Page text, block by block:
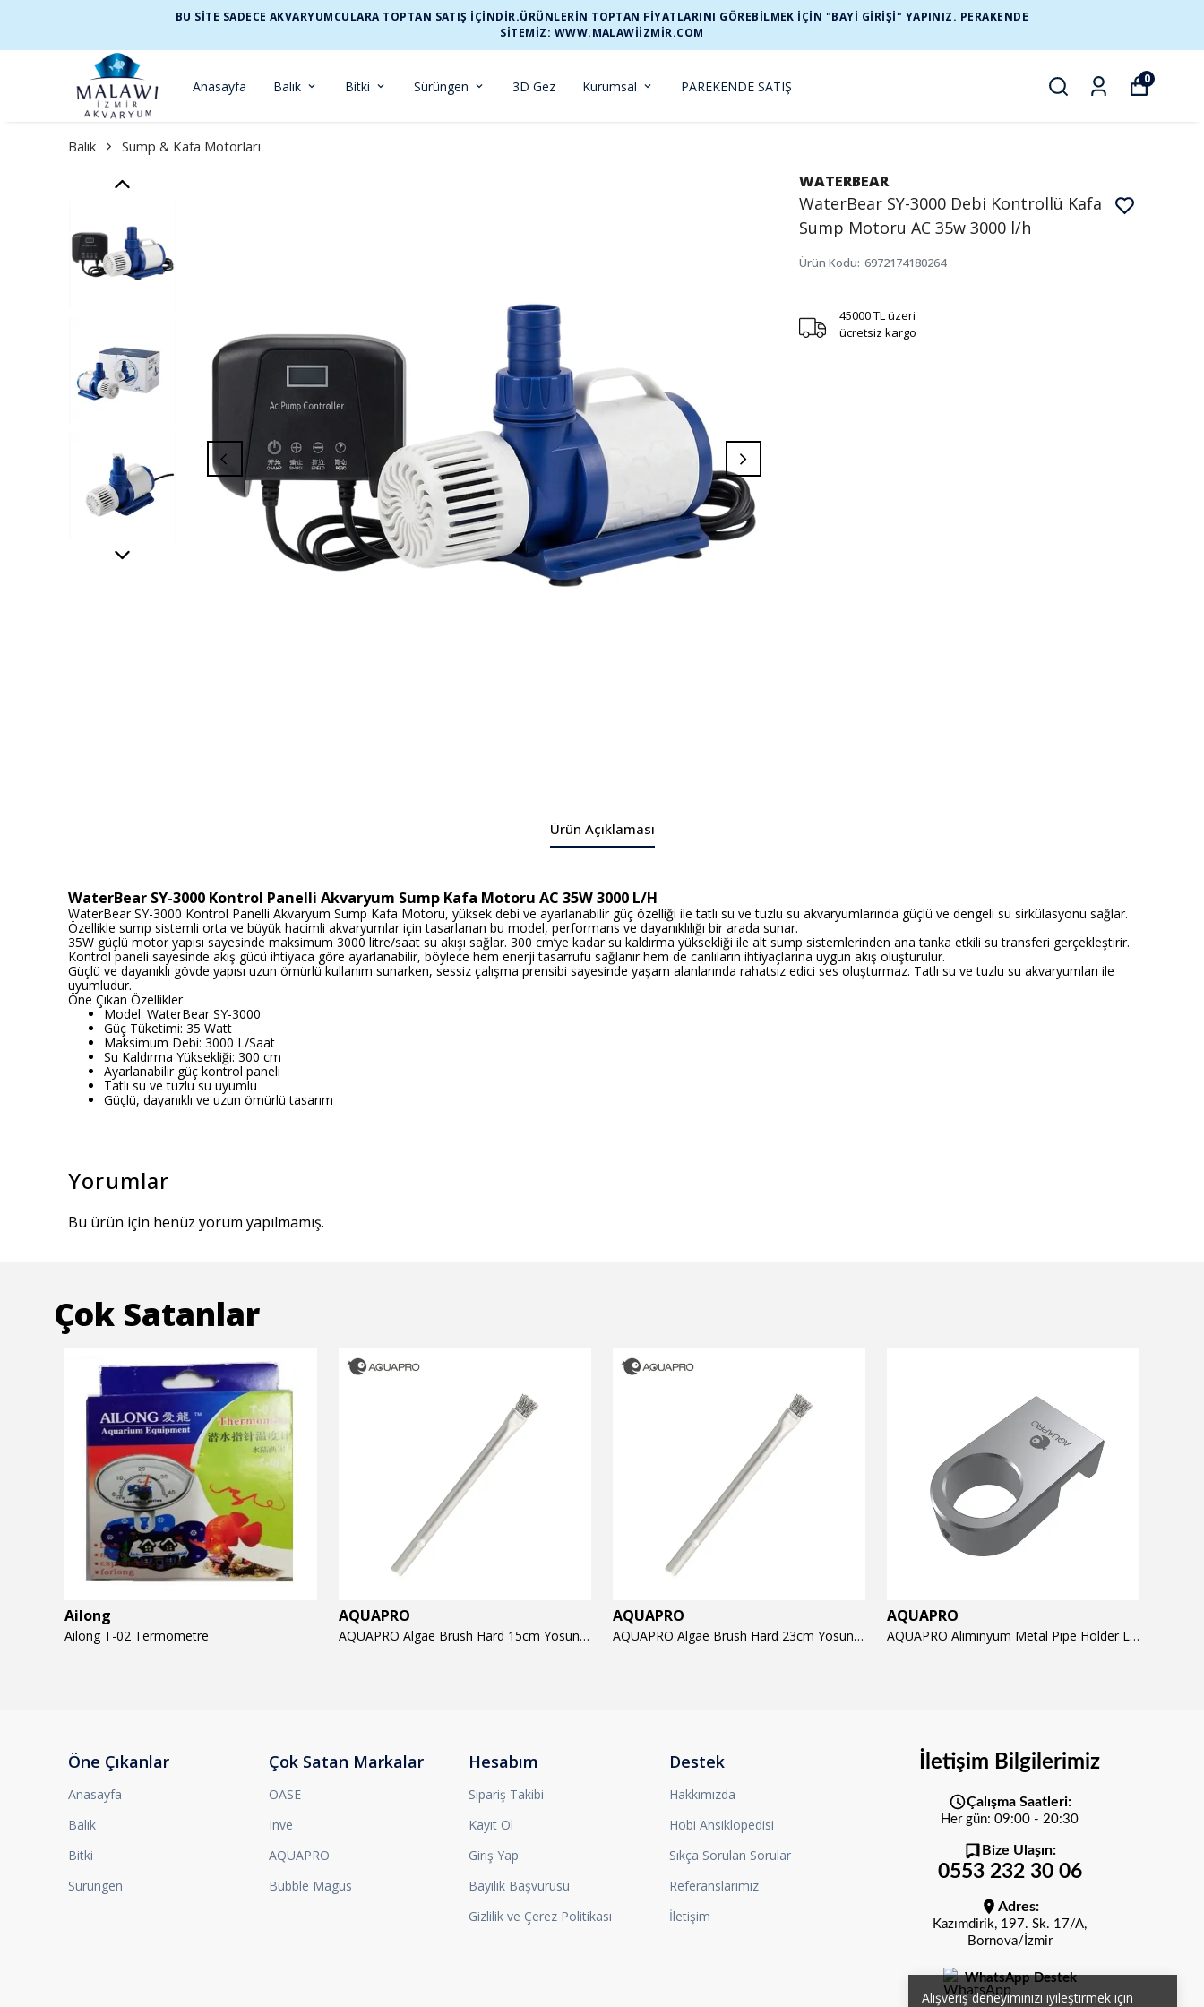
BU SİTE SADECE AKVARYUMCULARA TOPTAN SATIŞ İÇİNDİR.ÜRÜNLERİN TOPTAN FİYATLARINI GÖREBİLMEK İÇİN "BAYİ GİRİŞİ" YAPINIZ. PERAKENDE
SİTEMİZ: WWW.MALAWIIZMIR.COM
Anasayfa Balık Bitki Sürüngen 3D Gez Kurumsal PAREKENDE SATIŞ 0
Alışveriş deneyiminizi iyileştirmek için
Balık Sump & Kafa Motorları
WATERBEAR
WaterBear SY-3000 Debi Kontrollü Kafa
Sump Motoru AC 35w 3000 l/h
Ürün Kodu: 6972174180264
45000 TL üzeri
ücretsiz kargo
Ürün Açıklaması
WaterBear SY-3000 Kontrol Panelli Akvaryum Sump Kafa Motoru AC 35W 3000 L/H
WaterBear SY-3000 Kontrol Panelli Akvaryum Sump Kafa Motoru, yüksek debi ve ayarlanabilir güç özelliği ile tatlı su ve tuzlu su akvaryumlarında güçlü ve dengeli su sirkülasyonu sağlar.
Özellikle sump sistemli orta ve büyük hacimli akvaryumlar için tasarlanan bu model, performans ve dayanıklılığı bir arada sunar.
35W güçlü motor yapısı sayesinde maksimum 3000 litre/saat su akışı sağlar. 300 cm’ye kadar su kaldırma yüksekliği ile alt sump sistemlerinden ana tanka etkili su transferi gerçekleştirir.
Kontrol paneli sayesinde akış gücü ihtiyaca göre ayarlanabilir, böylece hem enerji tasarrufu sağlanır hem de canlıların ihtiyaçlarına uygun akış oluşturulur.
Güçlü ve dayanıklı gövde yapısı uzun ömürlü kullanım sunarken, sessiz çalışma prensibi sayesinde yaşam alanlarında rahatsız edici ses oluşturmaz. Tatlı su ve tuzlu su akvaryumları ile
uyumludur.
Öne Çıkan Özellikler
Model: WaterBear SY-3000
Güç Tüketimi: 35 Watt
Maksimum Debi: 3000 L/Saat
Su Kaldırma Yüksekliği: 300 cm
Ayarlanabilir güç kontrol paneli
Tatlı su ve tuzlu su uyumlu
Güçlü, dayanıklı ve uzun ömürlü tasarım
Yorumlar
Bu ürün için henüz yorum yapılmamış.
Çok Satanlar
Ailong
Ailong T-02 Termometre
AQUAPRO
AQUAPRO Algae Brush Hard 15cm Yosun Temizlik Fırçası
AQUAPRO
AQUAPRO Algae Brush Hard 23cm Yosun Temizlik Fırçası
AQUAPRO
AQUAPRO Aliminyum Metal Pipe Holder L Tutucu (16/22mm)
Öne Çıkanlar
Anasayfa
Balık
Bitki
Sürüngen
Çok Satan Markalar
OASE
Inve
AQUAPRO
Bubble Magus
Hesabım
Sipariş Takibi
Kayıt Ol
Giriş Yap
Bayilik Başvurusu
Gizlilik ve Çerez Politikası
Destek
Hakkımızda
Hobi Ansiklopedisi
Sıkça Sorulan Sorular
Referanslarımız
İletişim
İletişim Bilgilerimiz
Çalışma Saatleri:
Her gün: 09:00 - 20:30
Bize Ulaşın:
0553 232 30 06
Adres:
Kazımdirik, 197. Sk. 17/A,
Bornova/İzmir
WhatsApp Destek